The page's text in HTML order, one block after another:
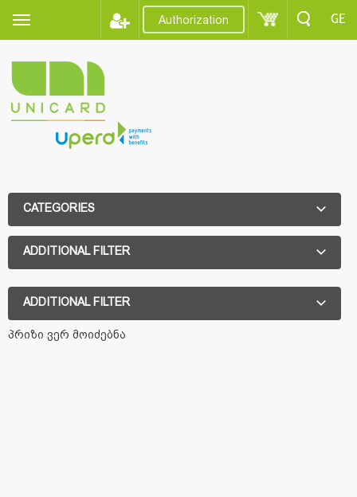
Authorization GE
CATEGORIES
ADDITIONAL FILTER
ADDITIONAL FILTER
პრიზი ვერ მოიძებნა